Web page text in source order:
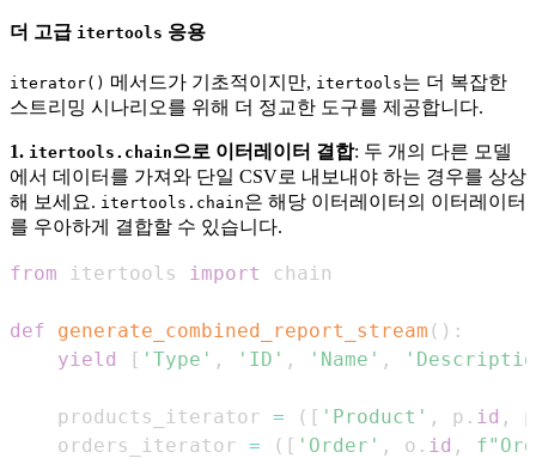
더 고급 itertools 응용
iterator() 메서드가 기초적이지만, itertools는 더 복잡한
스트리밍 시나리오를 위해 더 정교한 도구를 제공합니다.
1. itertools.chain으로 이터레이터 결합: 두 개의 다른 모델
에서 데이터를 가져와 단일 CSV로 내보내야 하는 경우를 상상
해 보세요. itertools.chain은 해당 이터레이터의 이터레이터
를 우아하게 결합할 수 있습니다.
from itertools import
def generate_combined_report_stream ( ) :
yield
[ 'Type' , 'ID' , 'Name' ,
    products_iterator
= ( [ 'Product' , p . id ,
p
    orders_iterator
= ( [ 'Order' , o . id ,